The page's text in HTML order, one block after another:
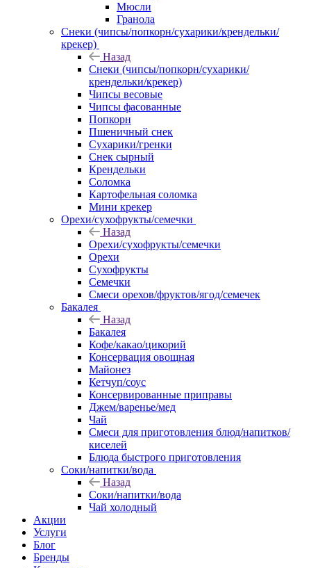
Мюсли
Гранола
Снеки (чипсы/попкорн/сухарики/крендельки/
крекер)
Назад
Снеки (чипсы/попкорн/сухарики/
крендельки/крекер)
Чипсы весовые
Чипсы фасованные
Попкорн
Пшеничный снек
Сухарики/гренки
Снек сырный
Крендельки
Соломка
Картофельная соломка
Мини крекер
Орехи/сухофрукты/семечки
Назад
Орехи/сухофрукты/семечки
Орехи
Сухофрукты
Семечки
Смеси орехов/фруктов/ягод/семечек
Бакалея
Назад
Бакалея
Кофе/какао/цикорий
Консервация овощная
Майонез
Кетчуп/соус
Консервированные приправы
Джем/варенье/мед
Чай
Смеси для приготовления блюд/напитков/
киселей
Блюда быстрого приготовления
Соки/напитки/вода
Назад
Соки/напитки/вода
Чай холодный
Акции
Услуги
Блог
Бренды